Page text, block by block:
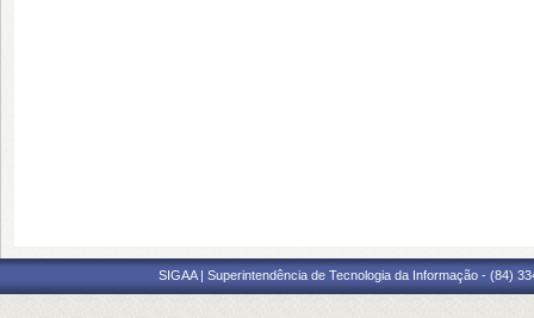
SIGAA | Superintendência de Tecnologia da Informação - (84)